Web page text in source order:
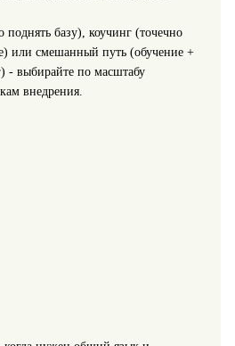
поднять базу), коучинг (точечно
или смешанный путь (обучение +
- выбирайте по масштабу
внедрения.